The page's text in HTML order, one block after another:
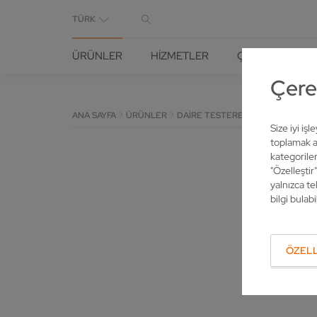
Size iyi
toplamak
yalnızca
bilgi
TÜRK
ÜRÜNLER HIZMETLER ÇÖZÜMLER
ANA SAYFA ÜRÜNLER DAIRE TESTERELER IÇIN